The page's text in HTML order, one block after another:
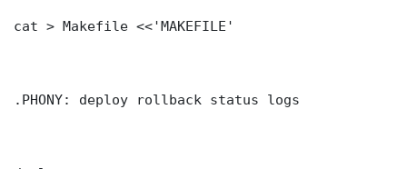
cat > Makefile <<'MAKEFILE'
.PHONY: deploy rollback status logs